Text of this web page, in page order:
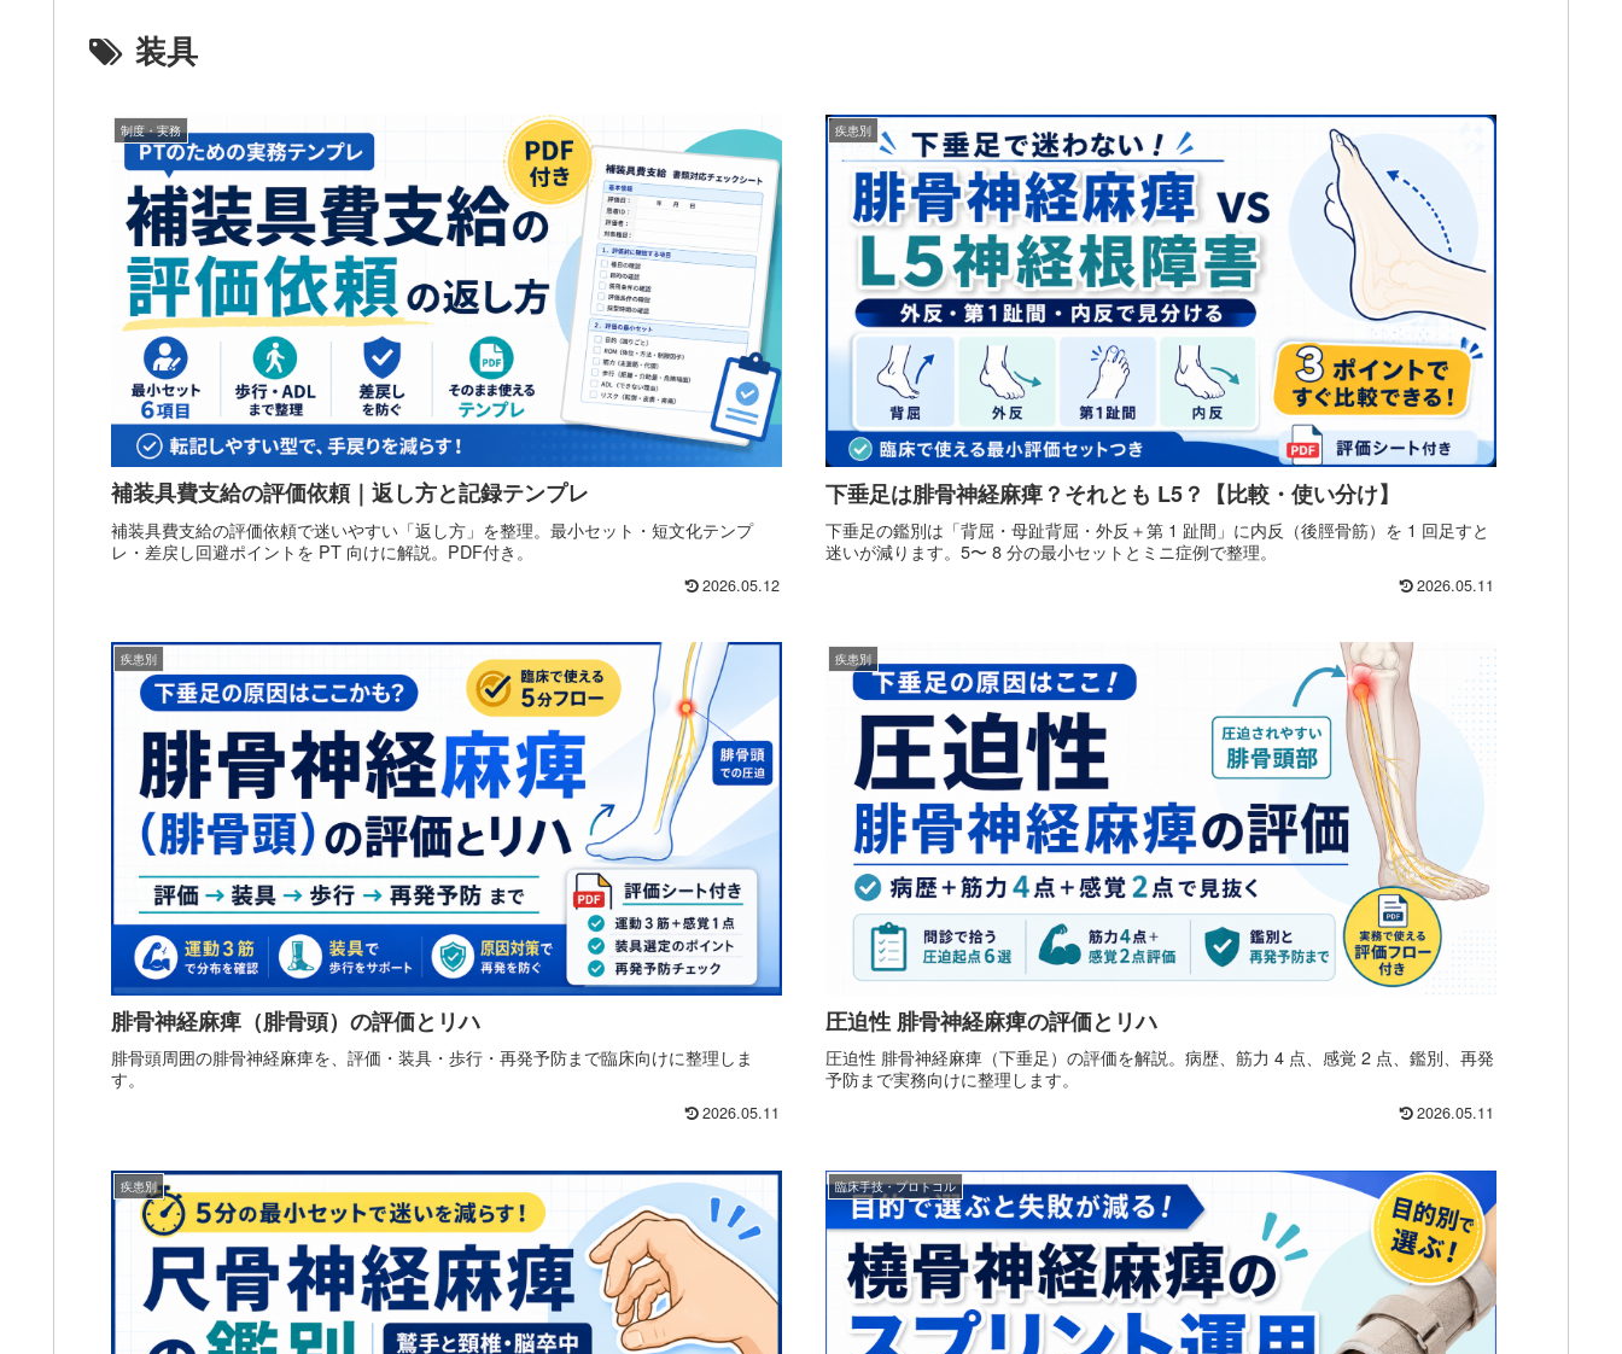
装具
制度・実務
補装具費支給の評価依頼｜返し方と記録テンプレ
補装具費支給の評価依頼で迷いやすい「返し方」を整理。最小セット・短文化テンプ
レ・差戻し回避ポイントを PT 向けに解説。PDF付き。
2026.05.12
疾患別
下垂足は腓骨神経麻痺？それとも L5？【比較・使い分け】
下垂足の鑑別は「背屈・母趾背屈・外反＋第 1 趾間」に内反（後脛骨筋）を 1 回足すと
迷いが減ります。5〜 8 分の最小セットとミニ症例で整理。
2026.05.11
疾患別
腓骨神経麻痺（腓骨頭）の評価とリハ
腓骨頭周囲の腓骨神経麻痺を、評価・装具・歩行・再発予防まで臨床向けに整理しま
す。
2026.05.11
疾患別
圧迫性 腓骨神経麻痺の評価とリハ
圧迫性 腓骨神経麻痺（下垂足）の評価を解説。病歴、筋力 4 点、感覚 2 点、鑑別、再発
予防まで実務向けに整理します。
2026.05.11
疾患別 臨床手技・プロトコル